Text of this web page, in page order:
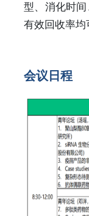
型、消化时
有效回收率均
会议日程